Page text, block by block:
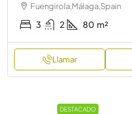
Fuengirola,Málaga,Spain
3 2 80 m²
Llamar
DESTACADO